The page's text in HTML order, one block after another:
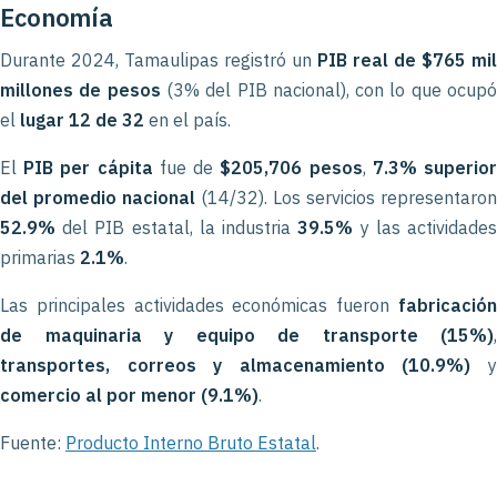
Economía
Durante 2024, Tamaulipas registró un PIB real de $765 mil
millones de pesos (3% del PIB nacional), con lo que ocupó
el lugar 12 de 32 en el país.
El PIB per cápita fue de $205,706 pesos, 7.3% superior
del promedio nacional (14/32). Los servicios representaron
52.9% del PIB estatal, la industria39.5% y las actividades
primarias 2.1%.
Las principales actividades económicas fueron fabricación
de maquinaria y equipo de transporte (15%),
transportes, correos y almacenamiento (10.9%) y
comercio al por menor (9.1%).
Fuente: Producto Interno Bruto Estatal.